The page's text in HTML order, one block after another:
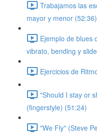
Trabajamos las
mayor y menor (52:36)
Ejemplo de blues
vibrato, bending y
Ejercicios de
"Should I stay or
(fingerstyle) (51:24)
"We Fly" (Steve